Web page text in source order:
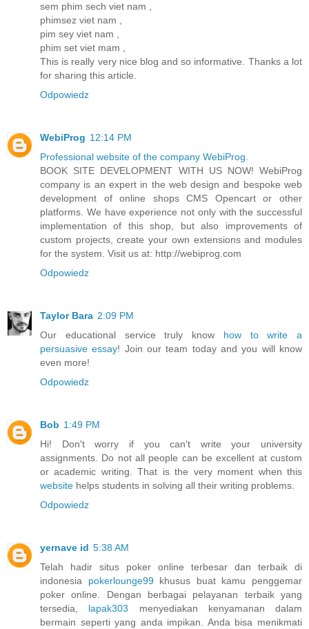
sem phim sech viet nam ,
phimsez viet nam ,
pim sey viet nam ,
phim set viet mam ,
This is really very nice blog and so informative. Thanks a lot
for sharing this article.
Odpowiedz
WebiProg 12:14 PM
Professional website of the company WebiProg.
BOOK SITE DEVELOPMENT WITH US NOW! WebiProg
company is an expert in the web design and bespoke web
development of online shops CMS Opencart or other
platforms. We have experience not only with the successful
implementation of this shop, but also improvements of
custom projects, create your own extensions and modules
for the system. Visit us at: http://webiprog.com
Odpowiedz
Taylor Bara 2:09 PM
Our educational service truly know how to write a
persuasive essay! Join our team today and you will know
even more!
Odpowiedz
Bob 1:49 PM
Hi! Don't worry if you can't write your university
assignments. Do not all people can be excellent at custom
or academic writing. That is the very moment when this
website helps students in solving all their writing problems.
Odpowiedz
yernave id 5:38 AM
Telah hadir situs poker online terbesar dan terbaik di
indonesia pokerlounge99khusus buat kamu penggemar
poker online. Dengan berbagai pelayanan terbaik yang
tersedia, lapak303 menyediakan kenyamanan dalam
bermain seperti yang anda impikan. Anda bisa menikmati